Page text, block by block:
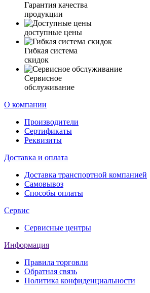
Гарантия качества
продукции
доступные цены
Гибкая система
скидок
Сервисное
обслуживание
О компании
Производители
Сертификаты
Реквизиты
Доставка и оплата
Доставка транспортной компанией
Самовывоз
Способы оплаты
Сервис
Сервисные центры
Информация
Правила торговли
Обратная связь
Политика конфиденциальности